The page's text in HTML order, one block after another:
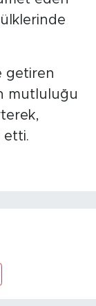
getiren
mutluluğu
etti.